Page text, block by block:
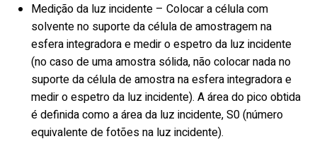
Medição da luz incidente – Colocar a célula com
solvente no suporte da célula de amostragem na
esfera integradora e medir o espetro da luz incidente
(no caso de uma amostra sólida, não colocar nada no
suporte da célula de amostra na esfera integradora e
medir o espetro da luz incidente). A área do pico obtida
é definida como a área da luz incidente, S0 (número
equivalente de fotões na luz incidente).